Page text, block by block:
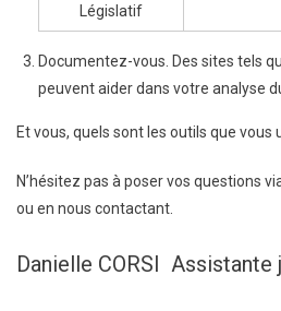
Législatif
Documentez-vous. Des sites tels
peuvent aider dans votre analyse
Et vous, quels sont les outils que vous
N’hésitez pas à poser vos questions
ou en nous contactant.
Danielle CORSI Assistante